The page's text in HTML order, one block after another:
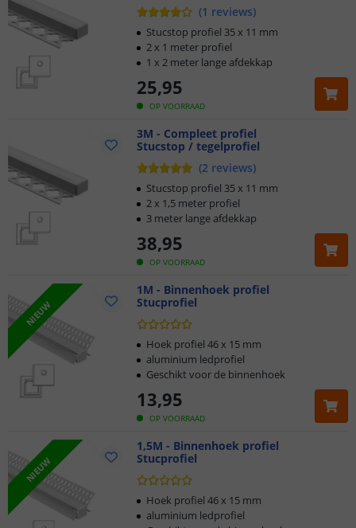
(1 reviews)
OP VOORRAAD
25,95
Stucstop profiel 35 x 11 mm
2 x 1 meter profiel
1 x 2 meter lange afdekkap
3M - Compleet profiel
Stucstop / tegelprofiel
(2 reviews)
OP VOORRAAD
38,95
Stucstop profiel 35 x 11 mm
2 x 1,5 meter profiel
3 meter lange afdekkap
NIEUW
1M - Binnenhoek profiel
Stucprofiel
OP VOORRAAD
13,95
Hoek profiel 46 x 15 mm
aluminium ledprofiel
Geschikt voor de binnenhoek
NIEUW
1,5M - Binnenhoek profiel
Stucprofiel
Hoek profiel 46 x 15 mm
aluminium ledprofiel